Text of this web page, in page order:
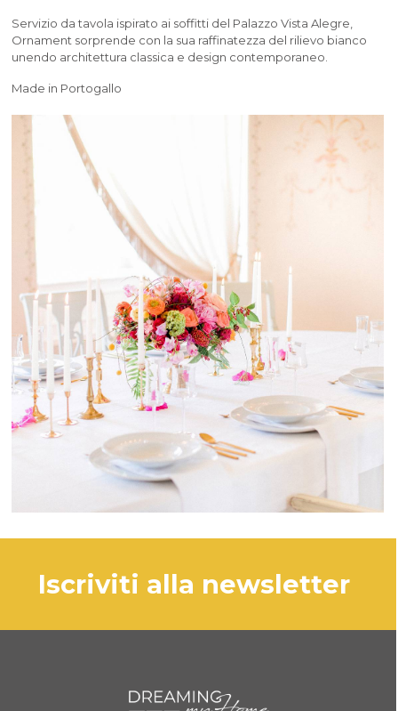
Servizio da tavola ispirato ai soffitti del Palazzo Vista Alegre,
Ornament sorprende con la sua raffinatezza del rilievo bianco
unendo architettura classica e design contemporaneo.
Made in Portogallo
iscriviti alla newsletter